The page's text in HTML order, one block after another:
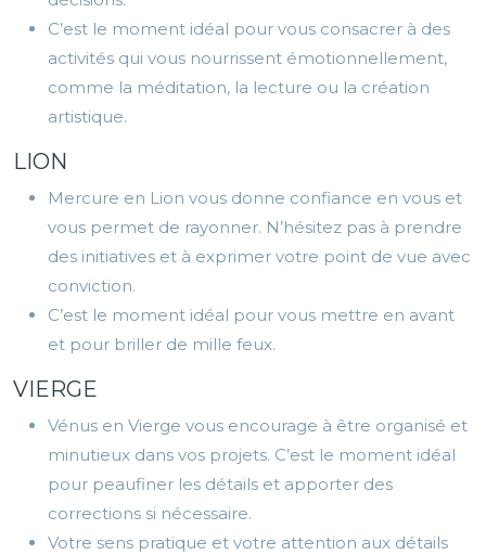
C’est le moment idéal pour vous consacrer à des
activités qui vous nourrissent émotionnellement,
comme la méditation, la lecture ou la création
artistique.
LION
Mercure en Lion vous donne confiance en vous et
vous permet de rayonner. N’hésitez pas à prendre
des initiatives et à exprimer votre point de vue avec
conviction.
C’est le moment idéal pour vous mettre en avant
et pour briller de mille feux.
VIERGE
Vénus en Vierge vous encourage à être organisé et
minutieux dans vos projets. C’est le moment idéal
pour peaufiner les détails et apporter des
corrections si nécessaire.
Votre sens pratique et votre attention aux détails